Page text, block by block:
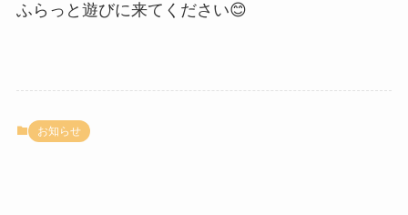
ふらっと遊びに来てください😊
お知らせ